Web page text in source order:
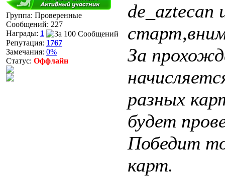
Группа: Проверенные
Сообщений: 227
Награды: 1
Репутация: 1767
Замечания: 0%
Статус: Оффлайн
de_aztecan
За
разных
будет
Победит
карт.